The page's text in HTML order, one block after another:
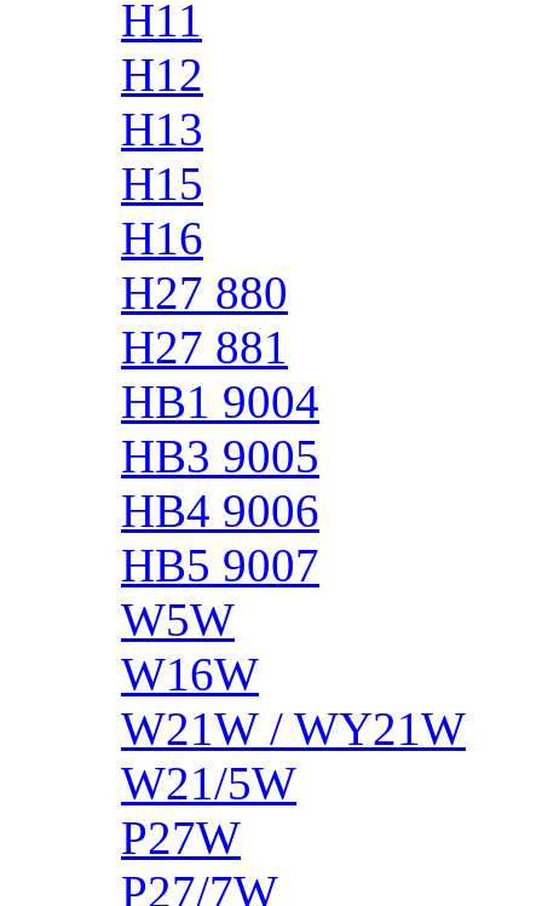
H11
H12
H13
H15
H16
H27 880
H27 881
HB1 9004
HB3 9005
HB4 9006
HB5 9007
W5W
W16W
W21W / WY21W
W21/5W
P27W
P27/7W